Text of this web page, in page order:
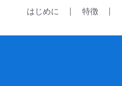
はじめに 特徴